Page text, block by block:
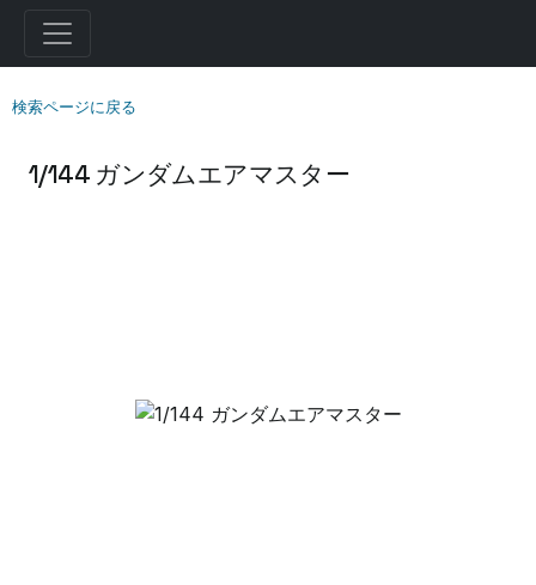
検索ページに戻る
1/144 ガンダムエアマスター